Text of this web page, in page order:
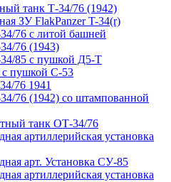
танк Т-34/76 (1942)
ЗУ FlakPanzer T-34(r)
76 с литой башней
76 (1943)
85 с пушкой Д5-Т
с пушкой С-53
76 1941
76 (1942) со штампованной
танк ОТ-34/76
артиллерийская установка
арт. Установка СУ-85
артиллерийская установка